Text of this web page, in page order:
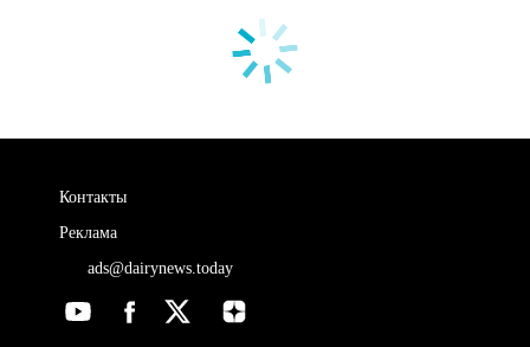
Контакты
Реклама
ads@dairynews.today